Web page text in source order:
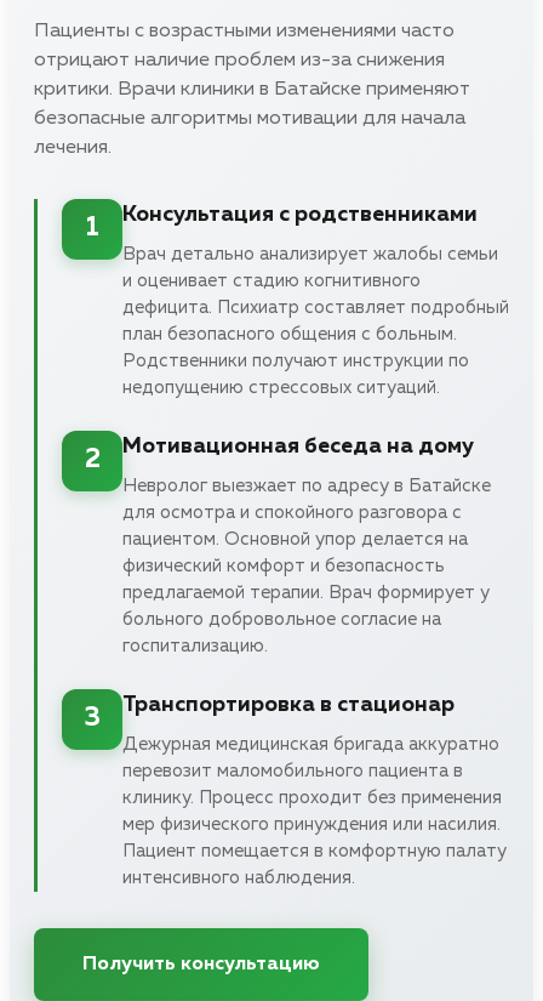
Пациенты с возрастными изменениями часто
отрицают наличие проблем из-за снижения
критики. Врачи клиники в Батайске применяют
безопасные алгоритмы мотивации для начала
лечения.
1
Консультация с родственниками
Врач детально анализирует жалобы семьи
и оценивает стадию когнитивного
дефицита. Психиатр составляет подробный
план безопасного общения с больным.
Родственники получают инструкции по
недопущению стрессовых ситуаций.
2
Мотивационная беседа на дому
Невролог выезжает по адресу в Батайске
для осмотра и спокойного разговора с
пациентом. Основной упор делается на
физический комфорт и безопасность
предлагаемой терапии. Врач формирует у
больного добровольное согласие на
госпитализацию.
3
Транспортировка в стационар
Дежурная медицинская бригада аккуратно
перевозит маломобильного пациента в
клинику. Процесс проходит без применения
мер физического принуждения или насилия.
Пациент помещается в комфортную палату
интенсивного наблюдения.
Получить консультацию